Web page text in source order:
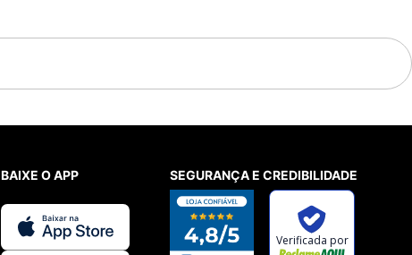
BAIXE O APP SEGURANÇA E CREDIBILIDADE